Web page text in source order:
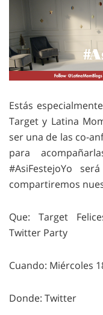
Estás
Target y Latina
ser una de las co-
para
#AsiFestejoYo
compartiremos
Que: Target
Twitter Party
Cuando: Miércoles
Donde: Twitter